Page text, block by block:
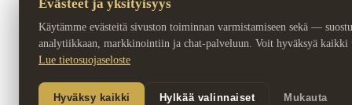
Evästeet ja yksityisyys
Käytämme evästeitä sivuston toiminnan varmistamiseen sekä —
analytiikkaan, markkinointiin ja chat-palveluun. Voit hyväksyä kaikki
Lue tietosuojaseloste
Hyväksy kaikki Hylkää valinnaiset Mukauta